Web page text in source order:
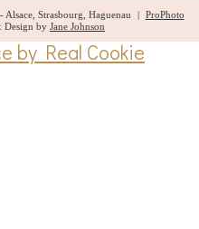
Strasbourg, Haguenau
ProPhoto
Design byJane Johnson
by Real Cookie